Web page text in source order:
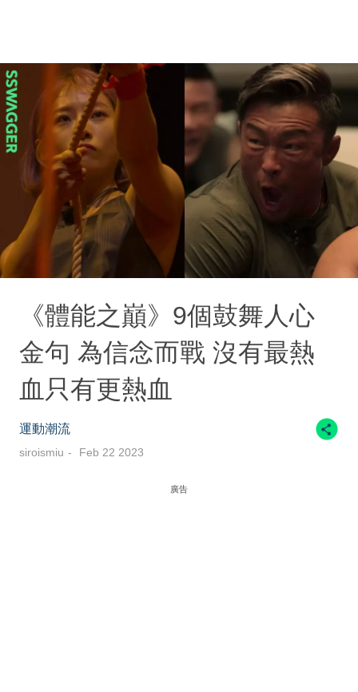
《體能之巔》9個鼓舞人心
金句 為信念而戰 沒有最熱
血只有更熱血
運動潮流
siroismiu Feb 22 2023
廣告